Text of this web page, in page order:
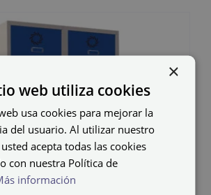
×
web utiliza cookies
usa cookies para mejorar la
del usuario. Al utilizar nuestro
acepta todas las cookies
con nuestra Política de
información